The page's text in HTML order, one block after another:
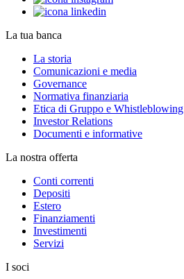
La tua banca
La storia
Comunicazioni e media
Governance
Normativa finanziaria
Etica di Gruppo e Whistleblowing
Investor Relations
Documenti e informative
La nostra offerta
Conti correnti
Depositi
Estero
Finanziamenti
Investimenti
Servizi
I soci